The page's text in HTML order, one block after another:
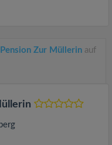
Zur Müllerin auf